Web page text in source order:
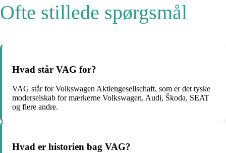
Ofte stillede spørgsmål
Hvad står VAG for?
VAG står for Volkswagen Aktiengesellschaft, som er det tyske
moderselskab for mærkerne Volkswagen, Audi, Škoda, SEAT
og flere andre.
Hvad er historien bag VAG?